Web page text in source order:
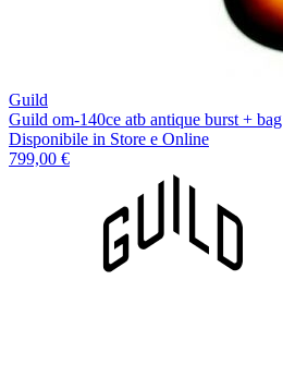
Guild
Guild om-140ce atb antique burst + bag
Disponibile in Store e Online
799,00 €